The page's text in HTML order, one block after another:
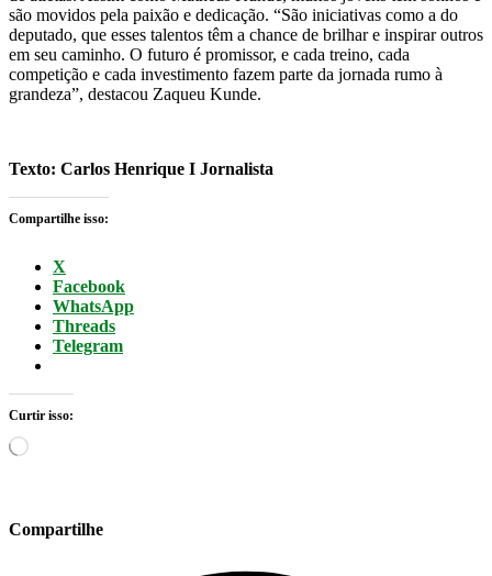
são movidos pela paixão e dedicação. “São iniciativas como a do
deputado, que esses talentos têm a chance de brilhar e inspirar outros
em seu caminho. O futuro é promissor, e cada treino, cada
competição e cada investimento fazem parte da jornada rumo à
grandeza”, destacou Zaqueu Kunde.
Texto: Carlos Henrique I Jornalista
Compartilhe isso:
X
Facebook
WhatsApp
Threads
Telegram
Curtir isso:
Carregando...
Compartilhe